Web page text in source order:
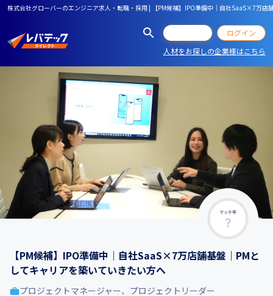
株式会社グローバーのエンジニア求人・転職・採用 | 【PM候補】IPO準備中｜自社SaaS×7万店
ログイン
人材をお探しの企業様はこちら
マッチ率
【PM候補】IPO準備中｜自社SaaS×7万店舗基盤｜PMと
してキャリアを築いていきたい方へ
プロジェクトマネージャー、プロジェクトリーダー